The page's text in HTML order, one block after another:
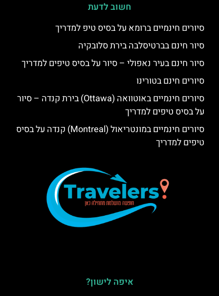
חשוב לדעת
סיורים חינמיים ברומא על בסיס טיפ למדריך
סיור חינם בברטיסלבה בירת סלובקיה
סיור חינם בעיר נאפולי – סיור על בסיס טיפים למדריך
סיורים חינם בטורינו
סיורים חינמיים באוטוואה (Ottawa) בירת קנדה – סיור
על בסיס טיפים למדריך
סיורים חינמיים במונטריאול (Montreal) קנדה על בסיס
טיפים למדריך
איפה לישון?